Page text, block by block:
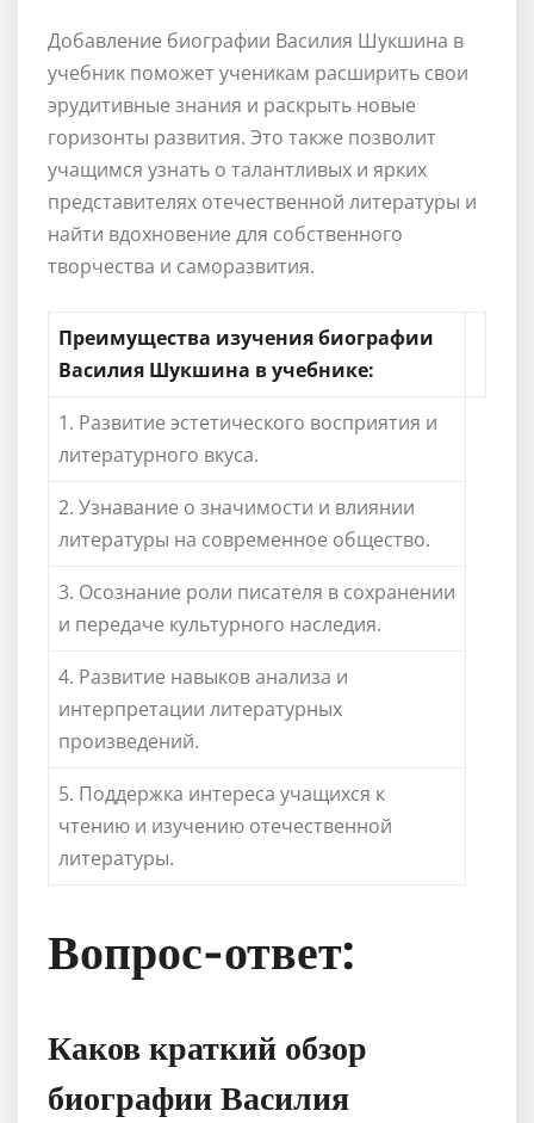
Добавление биографии Василия Шукшина в
учебник поможет ученикам расширить свои
эрудитивные знания и раскрыть новые
горизонты развития. Это также позволит
учащимся узнать о талантливых и ярких
представителях отечественной литературы и
найти вдохновение для собственного
творчества и саморазвития.
Преимущества изучения биографии
Василия Шукшина в учебнике:
1. Развитие эстетического восприятия и
литературного вкуса.
2. Узнавание о значимости и влиянии
литературы на современное общество.
3. Осознание роли писателя в сохранении
и передаче культурного наследия.
4. Развитие навыков анализа и
интерпретации литературных
произведений.
5. Поддержка интереса учащихся к
чтению и изучению отечественной
литературы.
Вопрос-ответ:
Каков краткий обзор
биографии Василия